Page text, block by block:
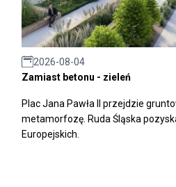
2026-08-04
Zamiast betonu - zieleń
Plac Jana Pawła II przejdzie
metamorfozę. Ruda Śląska
Europejskich.